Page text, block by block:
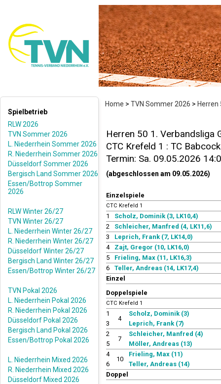
Home > TVN Sommer 2026 > Herren
Spielbetrieb
RLW 2026
TVN Sommer 2026
L. Niederrhein Sommer 2026
R. Niederrhein Sommer 2026
Düsseldorf Sommer 2026
Bergisch Land Sommer 2026
Essen/Bottrop Sommer
2026
RLW Winter 26/27
TVN Winter 26/27
L. Niederrhein Winter 26/27
R. Niederrhein Winter 26/27
Düsseldorf Winter 26/27
Bergisch Land Winter 26/27
Essen/Bottrop Winter 26/27
TVN Pokal 2026
L. Niederrhein Pokal 2026
R. Niederrhein Pokal 2026
Düsseldorf Pokal 2026
Bergisch Land Pokal 2026
Essen/Bottrop Pokal 2026
L. Niederrhein Mixed 2026
R. Niederrhein Mixed 2026
Düsseldorf Mixed 2026
Herren 50 1. Verbandsliga
CTC Krefeld 1 : TC
Termin: Sa. 09.05.2026
(abgeschlossen am 09.05.2026)
Einzelspiele
CTC Krefeld 1
1
Scholz, Dominik (3, LK10,4)
2
Schleicher, Manfred (4, LK11,6)
3
Leprich, Frank (7, LK14,0)
4
Zajt, Gregor (10, LK16,0)
5
Frieling, Max (11, LK16,3)
6
Teller, Andreas (14, LK17,4)
Einzel
Doppelspiele
CTC Krefeld 1
1
3
4
Scholz, Dominik (3)
Leprich, Frank (7)
2
5
7
Schleicher, Manfred (4)
Möller, Andreas (13)
4
6
10
Frieling, Max (11)
Teller, Andreas (14)
Doppel